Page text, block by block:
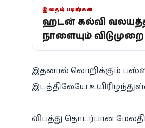
இதையும் படியுங்கள்
ஹட்டன் கல்வி
நாளையும் விடுமுறை
இதனால் லொறிக்கும்
இடத்திலேயே
விபத்து தொடர்பான